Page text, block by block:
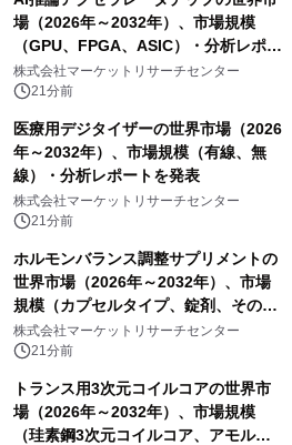
場（2026年～2032年）、市場規模
（GPU、FPGA、ASIC）・分析レポー
トを発表
株式会社マーケットリサーチセンター
21分前
医療用デジタイザーの世界市場（2026
年～2032年）、市場規模（有線、無
線）・分析レポートを発表
株式会社マーケットリサーチセンター
21分前
ホルモンバランス調整サプリメントの
世界市場（2026年～2032年）、市場
規模（カプセルタイプ、錠剤、その
他）・分析レポートを発表
株式会社マーケットリサーチセンター
21分前
トランス用3次元コイルコアの世界市
場（2026年～2032年）、市場規模
（珪素鋼3次元コイルコア、アモルフ